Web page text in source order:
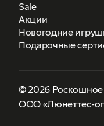
Sale
Акции
Новогодние
Подарочные
© 2026
ООО «Люнеттес-